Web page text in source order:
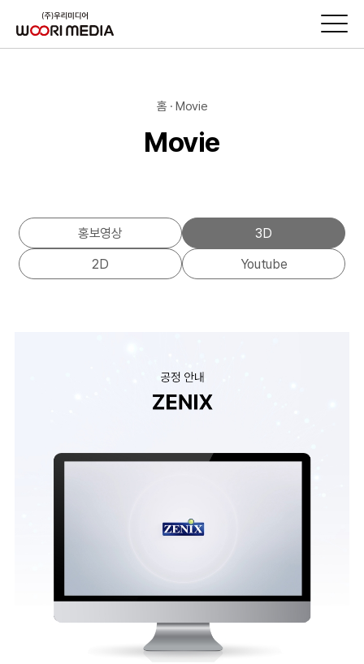
홈 · Movie
Movie
홍보영상
3D
2D
Youtube